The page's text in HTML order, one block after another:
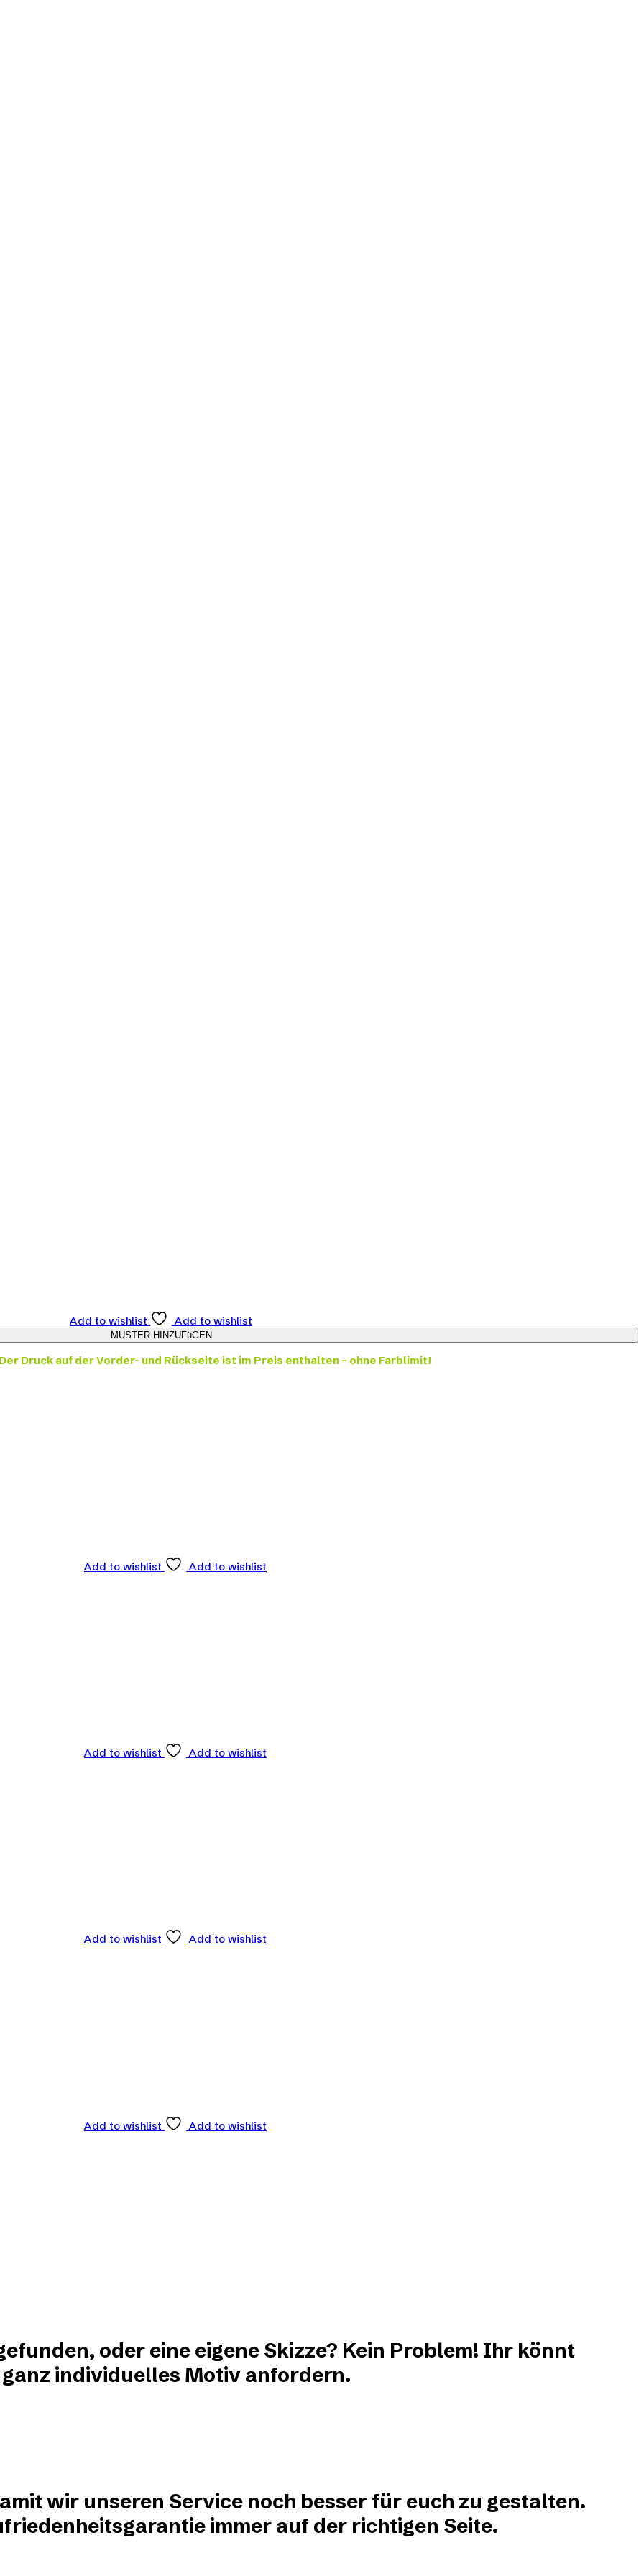
Add to wishlist Add to wishlist
Der Druck auf der Vorder- und Rückseite ist im Preis enthalten – ohne Farblimit!
Add to wishlist
Add to wishlist
Add to wishlist
Add to wishlist
Add to wishlist
Add to wishlist
Add to wishlist
Add to wishlist
oder eine eigene Skizze? Kein Problem! Ihr könnt
individuelles Motiv anfordern.
wir unseren Service noch besser für euch zu gestalten.
immer auf der richtigen Seite.